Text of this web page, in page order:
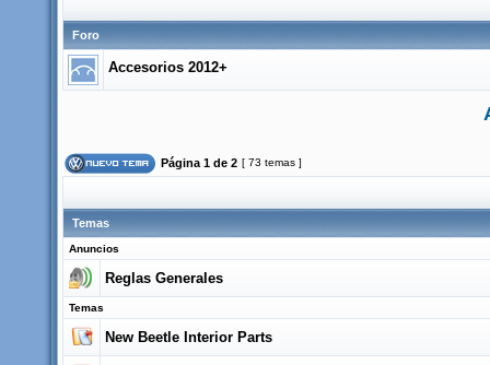
Foro
Accesorios 2012+
Página 1 de 2 [ 73 temas ]
Temas
Anuncios
Reglas Generales
Temas
New Beetle Interior Parts